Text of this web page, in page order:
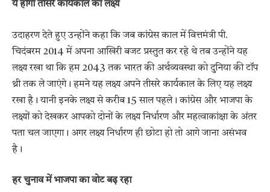
ये होगा तीसरे कार्यकाल का लक्ष्य
उदाहरण देते हुए उन्होंने कहा कि जब कांग्रेस काल में वित्तमंत्री पी.
चिदंबरम 2014 में अपना आखिरी बजट प्रस्तुत कर रहे थे तब उन्होंने यह
लक्ष्य रखा था कि हम 2043 तक भारत की अर्थव्यवस्था को दुनिया की टॉप
थ्री तक ले जाएंगे। हमने यह लक्ष्य अपने तीसरे कार्यकाल के लिए यह लक्ष्य
रखा है। यानी इनके लक्ष्य से करीब 15 साल पहले। कांग्रेस और भाजपा के
लक्ष्यों को देखकर आपको दोनों के लक्ष्य निर्धारण और महत्वाकांक्षा के अंतर
पता चल जाएगा। अगर लक्ष्य निर्धारण ही छोटा हो तो आगे जाना असंभव
है।
हर चुनाव में भाजपा का वोट बढ़ रहा